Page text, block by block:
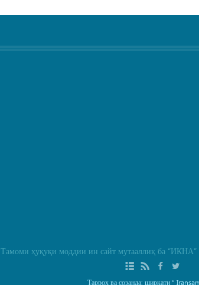
Тамоми ҳуқуқи моддии ин сайт мутааллиқ ба “ИКНА”
Тарроҳ ва созанда: ширкати“